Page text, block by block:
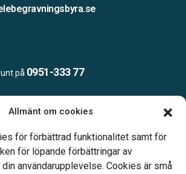
Allmänt om cookies
för förbättrad funktionalitet samt för
för löpande förbättringar av
användarupplevelse. Cookies är små
på 0951-333 77
för att boka en tid.